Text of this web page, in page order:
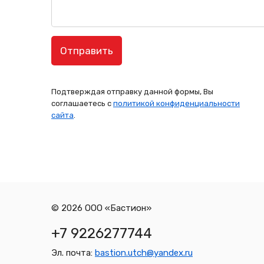
Подтверждая отправку данной формы, Вы
соглашаетесь с политикой конфиденциальности
сайта
© 2026 ООО «Бастион»
+7 9226277744
Эл. почта: bastion.utch@yandex.ru